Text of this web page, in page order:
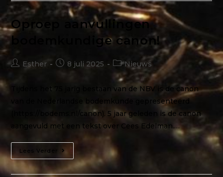
Oproep aanvullingen
bodemkundige canon!
Esther 8 juli 2025 Nieuws
Tijdens het 75 jarig bestaan van de NBV is de canon
van de Nederlandse bodemkunde gepresenteerd
(https://bodems.nl/canon). 5 jaar geleden is de canon
aangevuld met een tekst over Cees Edelman.…
Lees Verder